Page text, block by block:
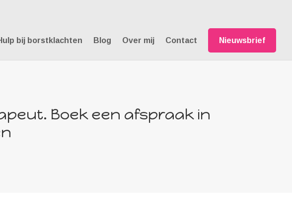
bij borstklachten Blog Over mij Contact Nieuwsbrief
Boek een afspraak in